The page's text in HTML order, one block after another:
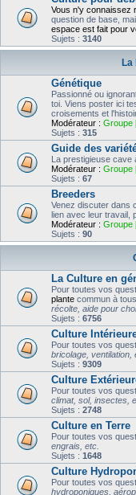
Vous n'y connaissez
question de base,
espace est fait pour
Sujets : 3140
La
Génétique
Passionné ou
toi. Viens poster ici
croisements et
Modérateur : Groupe
Sujets : 315
Guide des
La prestigieuse cave
Modérateur : Groupe
Sujets : 67
Breeders
Venez discuter dans
lien avec leur travail,
Modérateur : Groupe
Sujets : 90
La Culture en
Pour toutes vos
plante commun à
récolte, aide pour
Sujets : 6756
Culture
Pour toutes vos
bricolage, ventilation,
Sujets : 9309
Culture
Pour toutes vos
climat, sol, insectes,
Sujets : 2748
Culture en Terre
Pour toutes vos
engrais, etc.
Sujets : 1648
Culture
Pour toutes vos
hydroponiques,